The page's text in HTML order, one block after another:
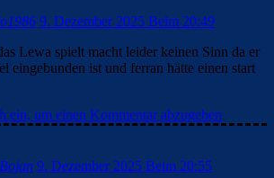
9. Dezember 2025 Beim 20:49
Lewa spielt macht leider keinen Sinn da er
eingebunden ist und ferran hätte einen start
ein, um einen Kommentar abzugeben
Bojan 9. Dezember 2025 Beim 20:55